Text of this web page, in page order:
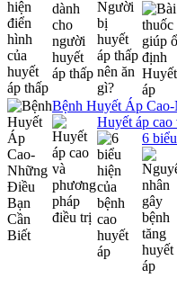
Bệnh Huyết Áp
Huyết áp cao
6